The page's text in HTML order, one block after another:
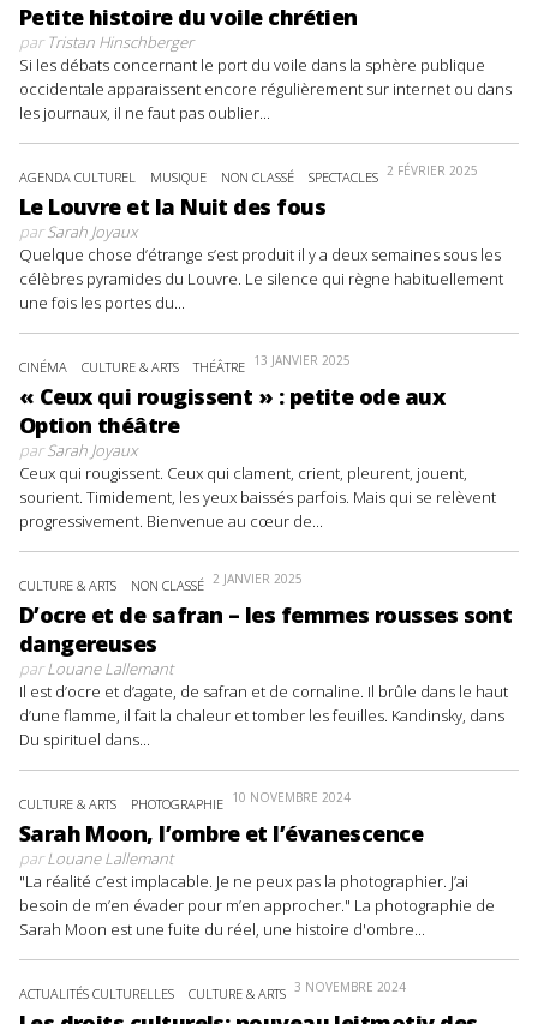
Petite histoire du voile chrétien
parTristan Hinschberger
Si les débats concernant le port du voile dans la sphère publique
occidentale apparaissent encore régulièrement sur internet ou dans
les journaux, il ne faut pas oublier...
AGENDA CULTUREL MUSIQUE NON CLASSÉ SPECTACLES 2 FÉVRIER 2025
Le Louvre et la Nuit des fous
parSarah Joyaux
Quelque chose d’étrange s’est produit il y a deux semaines sous les
célèbres pyramides du Louvre. Le silence qui règne habituellement
une fois les portes du...
CINÉMA CULTURE & ARTS THÉÂTRE 13 JANVIER 2025
« Ceux qui rougissent » : petite ode aux
Option théâtre
parSarah Joyaux
Ceux qui rougissent. Ceux qui clament, crient, pleurent, jouent,
sourient. Timidement, les yeux baissés parfois. Mais qui se relèvent
progressivement. Bienvenue au cœur de...
CULTURE & ARTS NON CLASSÉ 2 JANVIER 2025
D’ocre et de safran – les femmes rousses sont
dangereuses
parLouane Lallemant
Il est d’ocre et d’agate, de safran et de cornaline. Il brûle dans le haut
d’une flamme, il fait la chaleur et tomber les feuilles. Kandinsky, dans
Du spirituel dans...
CULTURE & ARTS PHOTOGRAPHIE 10 NOVEMBRE 2024
Sarah Moon, l’ombre et l’évanescence
parLouane Lallemant
"La réalité c’est implacable. Je ne peux pas la photographier. J’ai
besoin de m’en évader pour m’en approcher." La photographie de
Sarah Moon est une fuite du réel, une histoire d'ombre...
ACTUALITÉS CULTURELLES CULTURE & ARTS 3 NOVEMBRE 2024